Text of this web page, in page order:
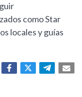
como Star
locales y guías